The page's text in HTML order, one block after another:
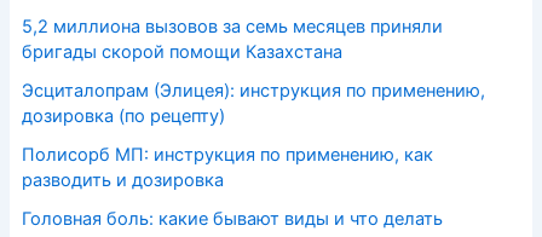
5,2 миллиона вызовов за семь месяцев приняли
бригады скорой помощи Казахстана
Эсциталопрам (Элицея): инструкция по применению,
дозировка (по рецепту)
Полисорб МП: инструкция по применению, как
разводить и дозировка
Головная боль: какие бывают виды и что делать